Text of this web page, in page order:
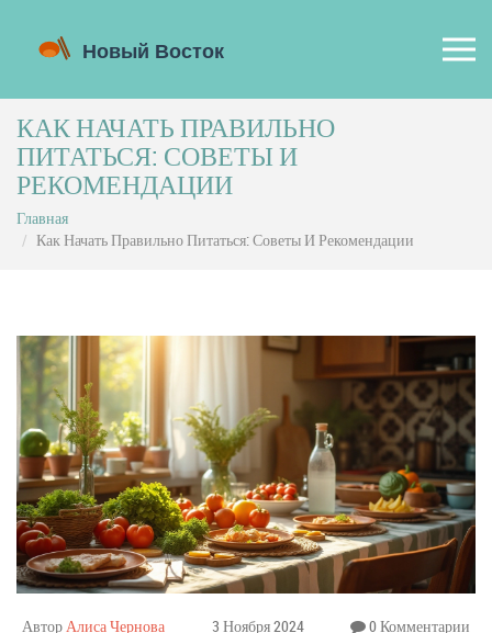
КАК НАЧАТЬ ПРАВИЛЬНО
ПИТАТЬСЯ: СОВЕТЫ И
РЕКОМЕНДАЦИИ
Главная
Как Начать Правильно Питаться: Советы И Рекомендации
АвторАлиса Чернова 3 Ноября 2024 0 Комментарии